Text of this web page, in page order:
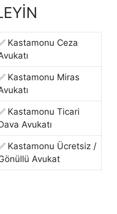
Kastamonu Ceza
Kastamonu Miras
Kastamonu Ticari
Avukatı
Kastamonu Ücretsiz /
Avukat